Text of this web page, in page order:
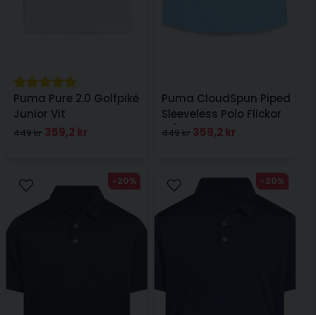
Puma Pure 2.0 Golfpiké
Junior Vit
449 kr 359,2 kr
Puma CloudSpun Piped
Sleeveless Polo Flickor
Blå
449 kr 359,2 kr
-20% -20%